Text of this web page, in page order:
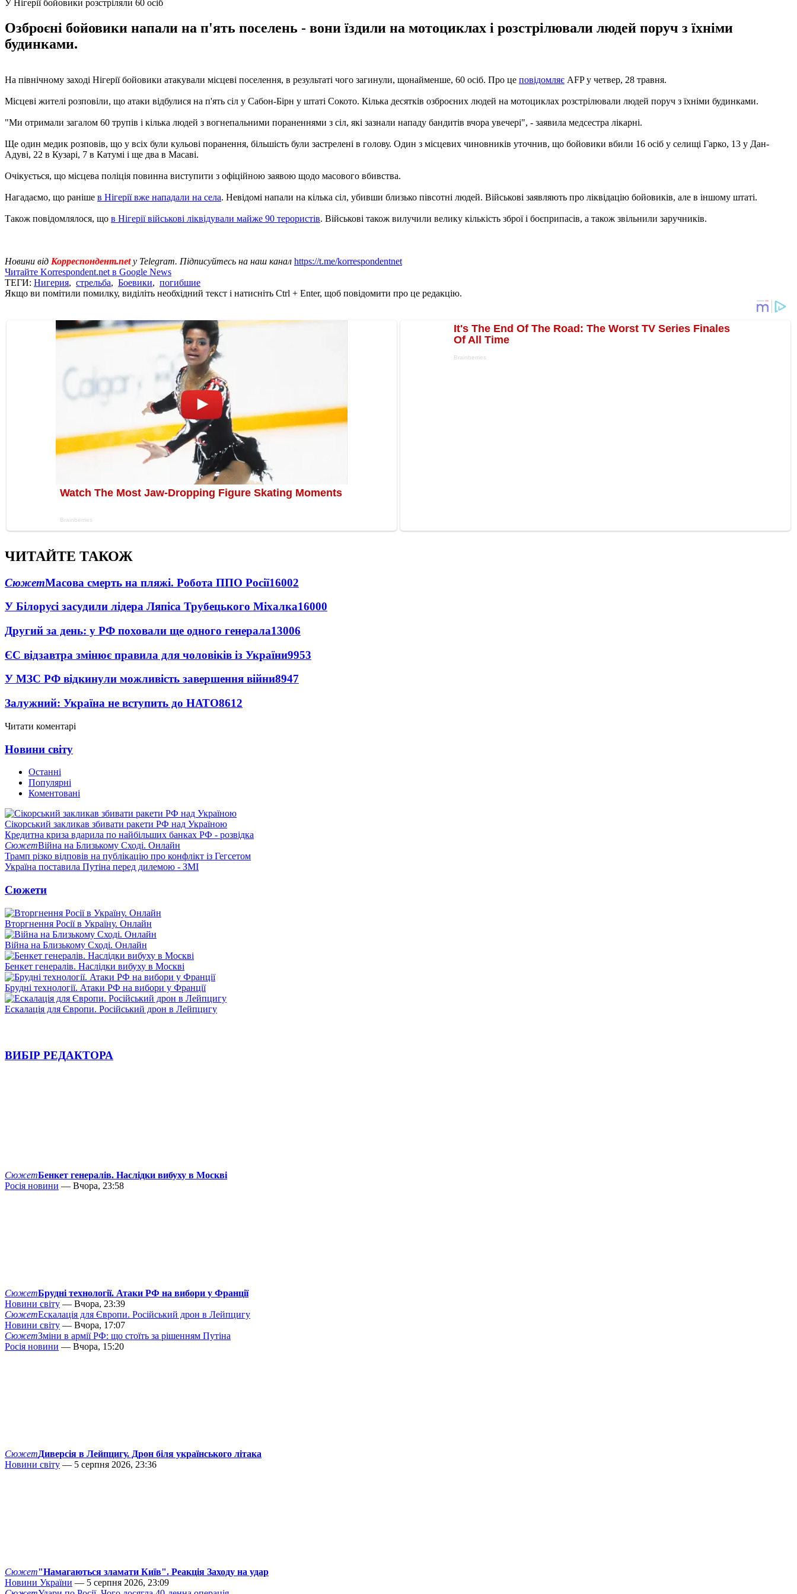
У Нігерії бойовики розстріляли 60 осіб
Озброєні бойовики напали на п'ять поселень - вони їздили на мотоциклах і розстрілювали людей поруч з їхніми
будинками.
На північному заході Нігерії бойовики атакували місцеві поселення, в результаті чого загинули, щонайменше, 60 осіб. Про це повідомляє AFP у четвер, 28 травня.
Місцеві жителі розповіли, що атаки відбулися на п'ять сіл у Сабон-Бірн у штаті Сокото. Кілька десятків озброєних людей на мотоциклах розстрілювали людей поруч з їхніми будинками.
"Ми отримали загалом 60 трупів і кілька людей з вогнепальними пораненнями з сіл, які зазнали нападу бандитів вчора увечері", - заявила медсестра лікарні.
Ще один медик розповів, що у всіх були кульові поранення, більшість були застрелені в голову. Один з місцевих чиновників уточнив, що бойовики вбили 16 осіб у селищі Гарко, 13 у Дан-
Адуві, 22 в Кузарі, 7 в Катумі і ще два в Масаві.
Очікується, що місцева поліція повинна виступити з офіційною заявою щодо масового вбивства.
Нагадаємо, що раніше в Нігерії вже нападали на села. Невідомі напали на кілька сіл, убивши близько півсотні людей. Військові заявляють про ліквідацію бойовиків, але в іншому штаті.
Також повідомлялося, що в Нігерії військові ліквідували майже 90 терористів. Військові також вилучили велику кількість зброї і боєприпасів, а також звільнили заручників.
Новини від Корреспондент.net у Telegram. Підписуйтесь на наш канал https://t.me/korrespondentnet
Читайте Korrespondent.net в Google News
ТЕГИ: Нигерия, стрельба, Боевики, погибшие
Якщо ви помітили помилку, виділіть необхідний текст і натисніть Ctrl + Enter, щоб повідомити про це редакцію.
ЧИТАЙТЕ ТАКОЖ
СюжетМасова смерть на пляжі. Робота ППО Росії16002
У Білорусі засудили лідера Ляпіса Трубецького Міхалка16000
Другий за день: у РФ поховали ще одного генерала13006
ЄС відзавтра змінює правила для чоловіків із України9953
У МЗС РФ відкинули можливість завершення війни8947
Залужний: Україна не вступить до НАТО8612
Читати коментарі
Новини світу
Останні
Популярні
Коментовані
Сікорський закликав збивати ракети РФ над Україною
Кредитна криза вдарила по найбільших банках РФ - розвідка
СюжетВійна на Близькому Сході. Онлайн
Трамп різко відповів на публікацію про конфлікт із Гегсетом
Україна поставила Путіна перед дилемою - ЗМІ
Сюжети
Вторгнення Росії в Україну. Онлайн
Війна на Близькому Сході. Онлайн
Бенкет генералів. Наслідки вибуху в Москві
Брудні технології. Атаки РФ на вибори у Франції
Ескалація для Європи. Російський дрон в Лейпцигу
ВИБІР РЕДАКТОРА
СюжетБенкет генералів. Наслідки вибуху в Москві
Росія новини — Вчора, 23:58
СюжетБрудні технології. Атаки РФ на вибори у Франції
Новини світу — Вчора, 23:39
СюжетЕскалація для Європи. Російський дрон в Лейпцигу
Новини світу — Вчора, 17:07
СюжетЗміни в армії РФ: що стоїть за рішенням Путіна
Росія новини — Вчора, 15:20
СюжетДиверсія в Лейпцигу. Дрон біля українського літака
Новини світу — 5 серпня 2026, 23:36
Сюжет"Намагаються зламати Київ". Реакція Заходу на удар
Новини України — 5 серпня 2026, 23:09